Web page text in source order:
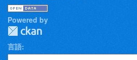
Powered by
言語